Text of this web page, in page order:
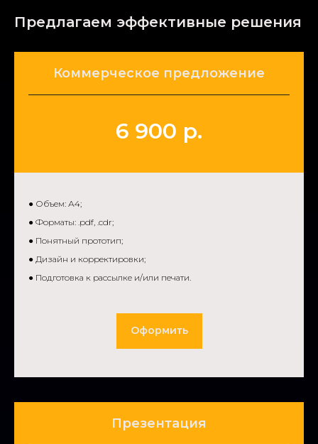
Предлагаем эффективные решения
Коммерческое предложение
6 900 р.
● Объем: А4;
● Форматы: .pdf, .cdr;
● Понятный прототип;
● Дизайн и корректировки;
● Подготовка к рассылке и/или печати.
Оформить
Презентация